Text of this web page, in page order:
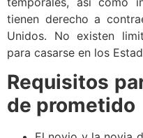
tienen derecho a
Unidos. No existen
para casarse en los
Requisitos
de prometido